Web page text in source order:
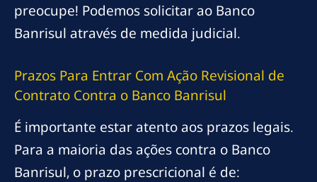
preocupe! Podemos solicitar ao Banco
Banrisul através de medida judicial.
Prazos Para Entrar Com Ação Revisional de
Contrato Contra o Banco Banrisul
É importante estar atento aos prazos legais.
Para a maioria das ações contra o Banco
Banrisul, o prazo prescricional é de: